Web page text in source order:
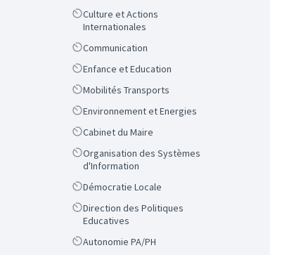
Scope
Culture et Actions
Internationales
ScopeCommunication
ScopeEnfance et Education
ScopeMobilités Transports
ScopeEnvironnement et Energies
ScopeCabinet du Maire
Scope
Organisation des Systèmes
d'Information
ScopeDémocratie Locale
Scope
Direction des Politiques
Educatives
ScopeAutonomie PA/PH